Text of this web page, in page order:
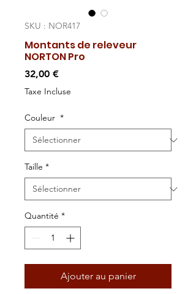
SKU : NOR417
Montants de releveur
NORTON Pro
32,00 €Prix
Taxe Incluse
Couleur *
Taille *
Quantité *
Ajouter au panier